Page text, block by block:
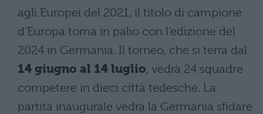
agli Europei del 2021, il titolo di campione
d’Europa torna in palio con l’edizione del
2024 in Germania. Il torneo, che si terrà dal
14 giugno al 14 luglio, vedrà 24 squadre
competere in dieci città tedesche. La
partita inaugurale vedrà la Germania sfidare